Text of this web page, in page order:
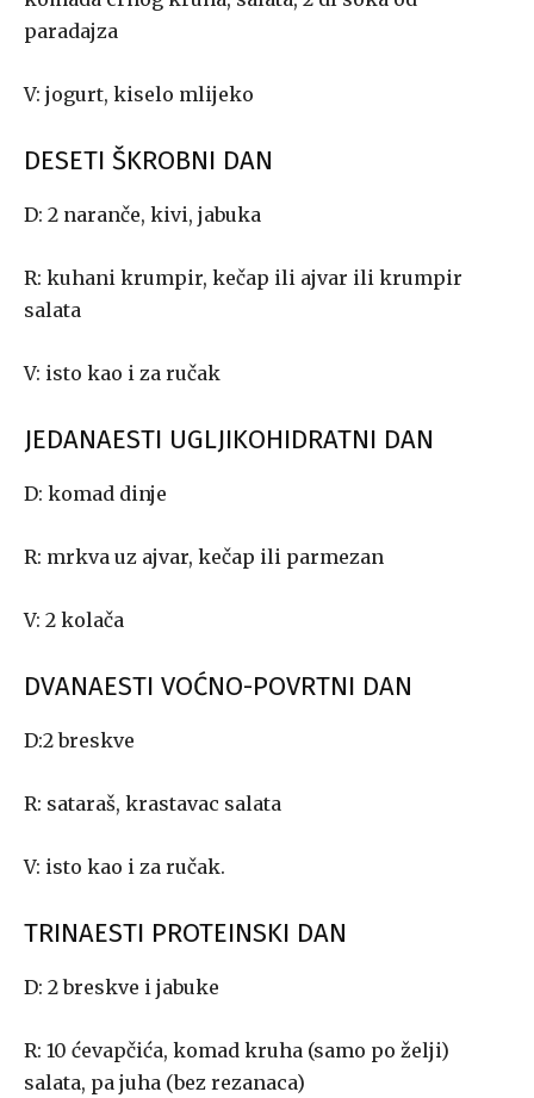
paradajza
V: jogurt, kiselo mlijeko
DESETI ŠKROBNI DAN
D: 2 naranče, kivi, jabuka
R: kuhani krumpir, kečap ili ajvar ili krumpir
salata
V: isto kao i za ručak
JEDANAESTI UGLJIKOHIDRATNI DAN
D: komad dinje
R: mrkva uz ajvar, kečap ili parmezan
V: 2 kolača
DVANAESTI VOĆNO-POVRTNI DAN
D:2 breskve
R: sataraš, krastavac salata
V: isto kao i za ručak.
TRINAESTI PROTEINSKI DAN
D: 2 breskve i jabuke
R: 10 ćevapčića, komad kruha (samo po želji)
salata, pa juha (bez rezanaca)